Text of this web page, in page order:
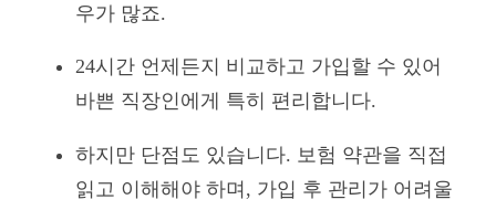
우가 많죠.
24시간 언제든지 비교하고 가입할 수 있어
바쁜 직장인에게 특히 편리합니다.
하지만 단점도 있습니다. 보험 약관을 직접
읽고 이해해야 하며, 가입 후 관리가 어려울